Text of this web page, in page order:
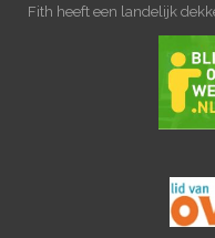
Fith heeft een landelijk